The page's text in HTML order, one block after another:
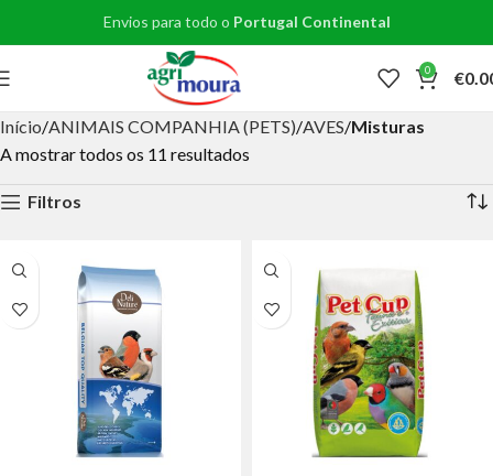
Envios para todo o Portugal Continental
0 €
Início ANIMAIS COMPANHIA (PETS) AVES Misturas
A mostrar todos os 11 resultados
Filtros